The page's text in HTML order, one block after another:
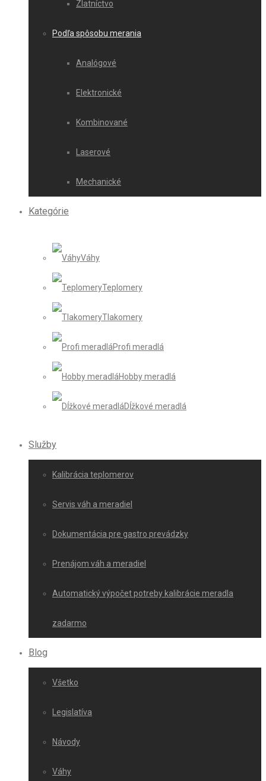
Zlatníctvo
Podľa spôsobu merania
Analógové
Elektronické
Kombinované
Laserové
Mechanické
Kategórie
Váhy
Teplomery
Tlakomery
Profi meradlá
Hobby meradlá
Dĺžkové meradlá
Služby
Kalibrácia teplomerov
Servis váh a meradiel
Dokumentácia pre gastro prevádzky
Prenájom váh a meradiel
Automatický výpočet potreby kalibrácie meradla
zadarmo
Blog
Všetko
Legislatíva
Návody
Váhy